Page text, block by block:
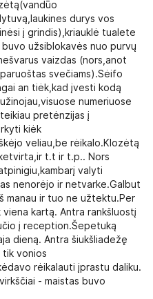
durys vos
į grindis),kriauklė tualete
užsiblokavės nuo purvų
vaizdas (nors,anot
svečiams).Sėifo
an tiėk,kad įvesti kodą
numeriuose
pretėnzijas į
kiėk
veliau,be rėikalo.Klozėtą
t.t ir t.p.. Nors
valyti
nenorėjo ir netvarke.Galbut
manau ir tuo ne užtektu.Per
kartą. Antra rankšluostį
į reception.Šepetuką
dieną. Antra šiukšliadežę
vonios
rėikalauti įprastu daliku.
- maistas buvo